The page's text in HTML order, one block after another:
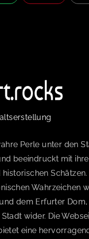
Perle unter den
beeindruckt mit
Wahrzeichen
dem Erfurter
wider. Die
eine